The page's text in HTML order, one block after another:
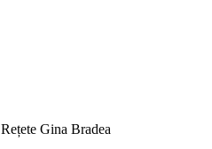
Rețete Gina Bradea